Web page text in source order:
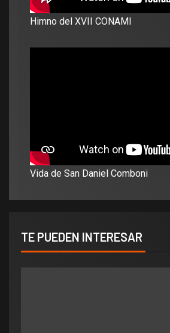
Himno del XVII CONAMI
Vida de San Daniel Comboni
TE PUEDEN INTERESAR